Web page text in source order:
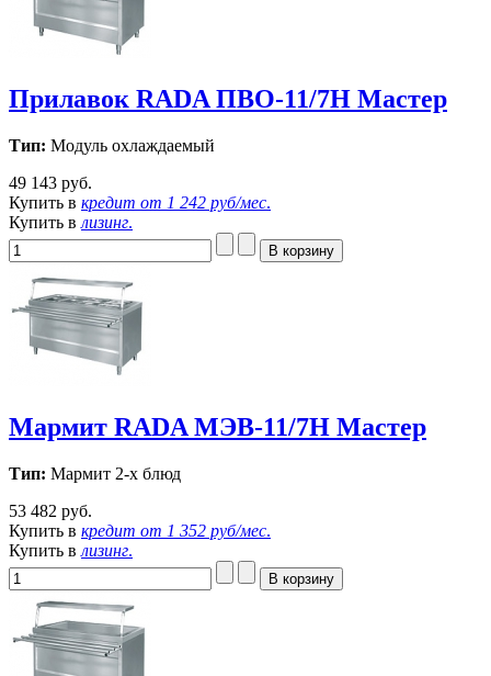
Прилавок RADA ПВО-11/7Н Мастер
Тип: Модуль охлаждаемый
49 143 руб.
Купить в кредит от 1 242 руб/мес.
Купить в лизинг.
Мармит RADA МЭВ-11/7Н Мастер
Тип: Мармит 2-х блюд
53 482 руб.
Купить в кредит от 1 352 руб/мес.
Купить в лизинг.